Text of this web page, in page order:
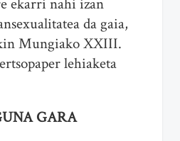
ekarri nahi izan
da gaia,
Mungiako XXIII.
lehiaketa
GARA